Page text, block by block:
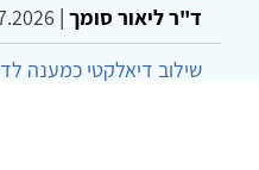
ד"ר ליאור סומך |
שילוב דיאלקטי כמענה